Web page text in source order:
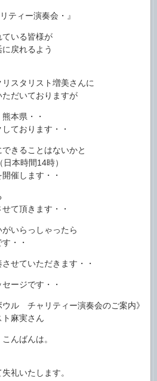
ティー演奏会・』
いる皆様が
戻れるよう
スタリスト増美さんに
だいておりますが
本県・・
ております・・
きることはないかと
本時間14時）
催します・・
て頂きます・・
いらっしゃったら
・・
せていただきます・・
ージです・・
ル チャリティー演奏会のご案内》
麻実さん
んばんは。
礼いたします。